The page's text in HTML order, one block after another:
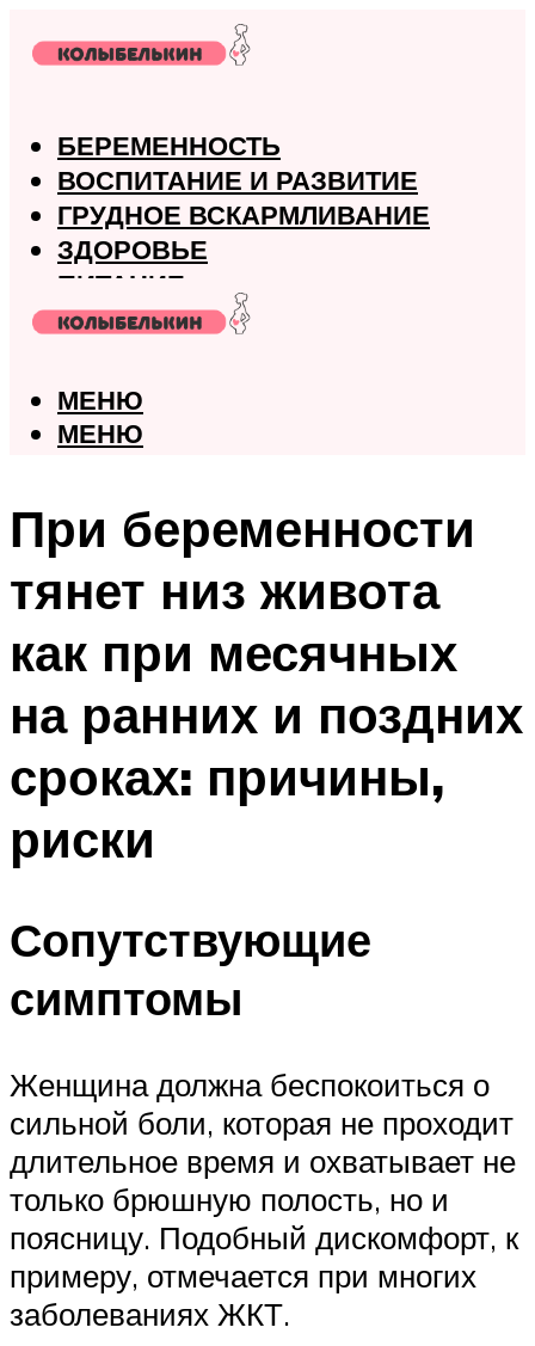
БЕРЕМЕННОСТЬ
ВОСПИТАНИЕ И РАЗВИТИЕ
ГРУДНОЕ ВСКАРМЛИВАНИЕ
ЗДОРОВЬЕ
ПИТАНИЕ
РОДЫ
МЕНЮ
МЕНЮ
При беременности
тянет низ живота
как при месячных
на ранних и поздних
сроках: причины,
риски
Сопутствующие
симптомы
Женщина должна беспокоиться о
сильной боли, которая не проходит
длительное время и охватывает не
только брюшную полость, но и
поясницу. Подобный дискомфорт, к
примеру, отмечается при многих
заболеваниях ЖКТ.